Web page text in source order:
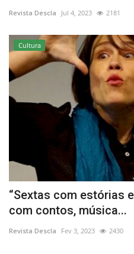
Estatuto Editorial
Saúde
Ficha técnica
Ambiente
Revista Descla Jul 4, 2023 2181
Cultura
“Sextas com estórias
com contos, música...
Revista Descla Fev 3, 2023 2430